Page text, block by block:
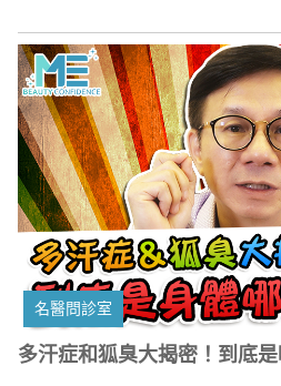
名醫問診室
多汗症和狐臭大揭密！到底